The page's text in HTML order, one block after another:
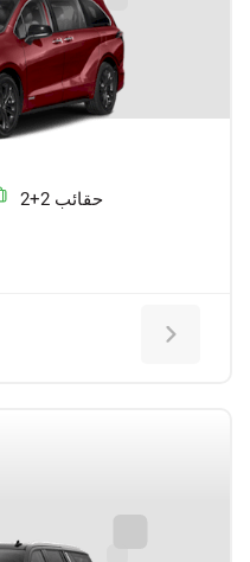
2+2 حقائب